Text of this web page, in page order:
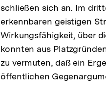
schließen sich an. Im
erkennbaren geistigen
Wirkungsfähigkeit, über
konnten aus
zu vermuten, daß ein
öffentlichen